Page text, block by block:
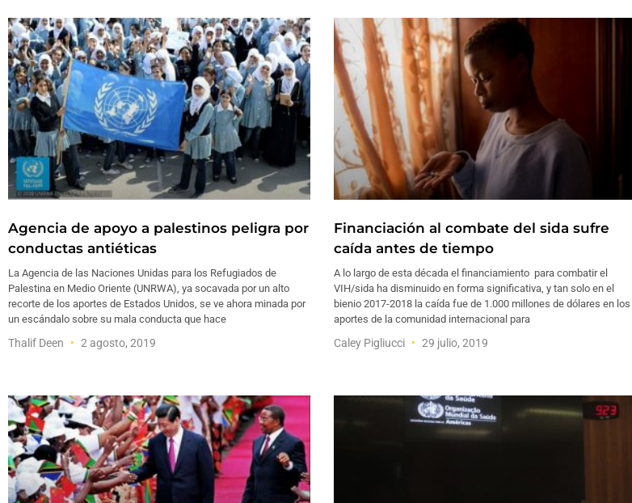
Agencia de apoyo a palestinos peligra por
conductas antiéticas
La Agencia de las Naciones Unidas para los Refugiados de
Palestina en Medio Oriente (UNRWA), ya socavada por un alto
recorte de los aportes de Estados Unidos, se ve ahora minada por
un escándalo sobre su mala conducta que hace
Thalif Deen 2 agosto, 2019
Financiación al combate del sida sufre
caída antes de tiempo
A lo largo de esta década el financiamiento para combatir el
VIH/sida ha disminuido en forma significativa, y tan solo en el
bienio 2017-2018 la caída fue de 1.000 millones de dólares en los
aportes de la comunidad internacional para
Caley Pigliucci 29 julio, 2019